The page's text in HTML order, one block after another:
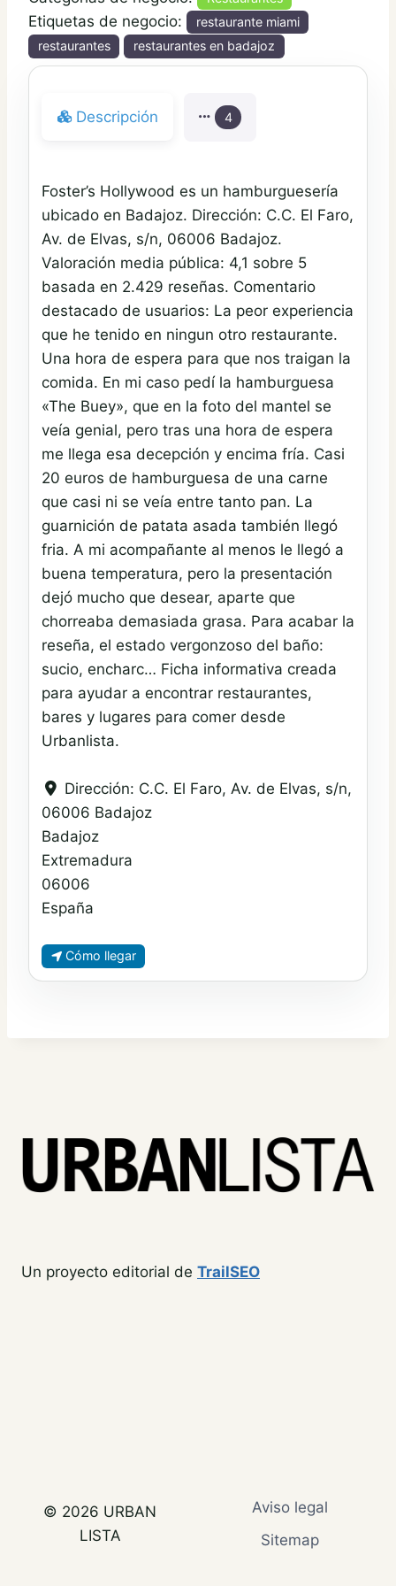
Etiquetas de negocio:
restaurante miami
restaurantes
restaurantes en badajoz
Descripción 4
Foster’s Hollywood es un hamburguesería
ubicado en Badajoz. Dirección: C.C. El Faro,
Av. de Elvas, s/n, 06006 Badajoz.
Valoración media pública: 4,1 sobre 5
basada en 2.429 reseñas. Comentario
destacado de usuarios: La peor experiencia
que he tenido en ningun otro restaurante.
Una hora de espera para que nos traigan la
comida. En mi caso pedí la hamburguesa
«The Buey», que en la foto del mantel se
veía genial, pero tras una hora de espera
me llega esa decepción y encima fría. Casi
20 euros de hamburguesa de una carne
que casi ni se veía entre tanto pan. La
guarnición de patata asada también llegó
fria. A mi acompañante al menos le llegó a
buena temperatura, pero la presentación
dejó mucho que desear, aparte que
chorreaba demasiada grasa. Para acabar la
reseña, el estado vergonzoso del baño:
sucio, encharc… Ficha informativa creada
para ayudar a encontrar restaurantes,
bares y lugares para comer desde
Urbanlista.
Dirección: C.C. El Faro, Av. de Elvas, s/n,
06006 Badajoz
Badajoz
Extremadura
06006
España
Cómo llegar
Un proyecto editorial de TrailSEO
© 2026 URBAN
LISTA
Aviso legal
Sitemap